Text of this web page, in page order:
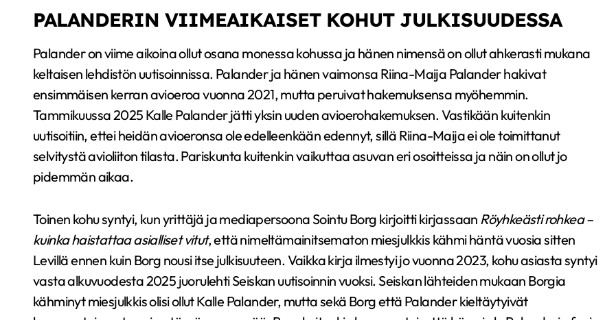
PALANDERIN VIIMEAIKAISET KOHUT JULKISUUDESSA
Palander on viime aikoina ollut osana monessa kohussa ja hänen nimensä on ollut ahkerasti mukana
keltaisen lehdistön uutisoinnissa. Palander ja hänen vaimonsa Riina-Maija Palander hakivat
ensimmäisen kerran avioeroa vuonna 2021, mutta peruivat hakemuksensa myöhemmin.
Tammikuussa 2025 Kalle Palander jätti yksin uuden avioerohakemuksen. Vastikään kuitenkin
uutisoitiin, ettei heidän avioeronsa ole edelleenkään edennyt, sillä Riina-Maija ei ole toimittanut
selvitystä avioliiton tilasta. Pariskunta kuitenkin vaikuttaa asuvan eri osoitteissa ja näin on ollut jo
pidemmän aikaa.
Toinen kohu syntyi, kun yrittäjä ja mediapersoona Sointu Borg kirjoitti kirjassaan Röyhkeästi rohkea –
kuinka haistattaa asialliset vitut, että nimeltämainitsematon miesjulkkis kähmi häntä vuosia sitten
Levillä ennen kuin Borg nousi itse julkisuuteen. Vaikka kirja ilmestyi jo vuonna 2023, kohu asiasta syntyi
vasta alkuvuodesta 2025 juorulehti Seiskan uutisoinnin vuoksi. Seiskan lähteiden mukaan Borgia
kähminyt miesjulkkis olisi ollut Kalle Palander, mutta sekä Borg että Palander kieltäytyivät